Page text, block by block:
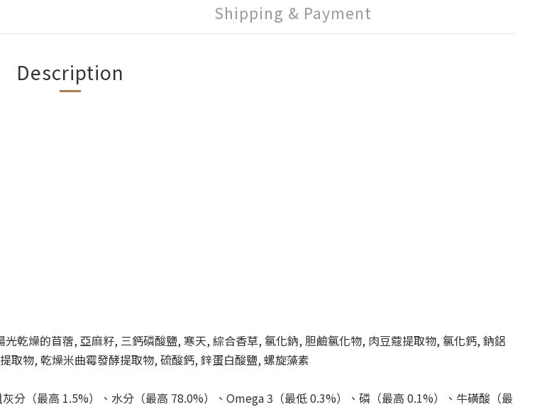
Shipping & Payment
Description
乾燥的苜蓿, 亞麻籽, 三鈣磷酸鹽, 寒天, 綜合香草, 氯化鈉, 胆鹼氯化物, 肉豆蔻提取物, 氯化鈣, 鈉鋁
取物, 乾燥米曲霉發酵提取物, 硫酸鈣, 鋅蛋白酸鹽, 螺旋藻素
分（最高 1.5%）、水分（最高 78.0%）、Omega 3（最低 0.3%）、磷（最高 0.1%）、牛磺酸（最